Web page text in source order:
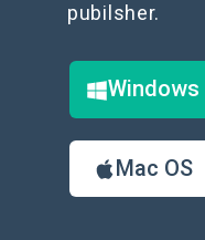
pubilsher.
Windows
Mac OS